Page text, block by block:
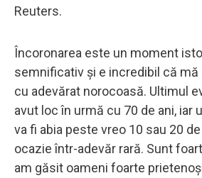
Reuters.
Încoronarea este un moment
semnificativ şi e incredibil că
cu adevărat norocoasă. Ultimul
avut loc în urmă cu 70 de ani, iar
va fi abia peste vreo 10 sau 20
ocazie într-adevăr rară. Sunt
am găsit oameni foarte